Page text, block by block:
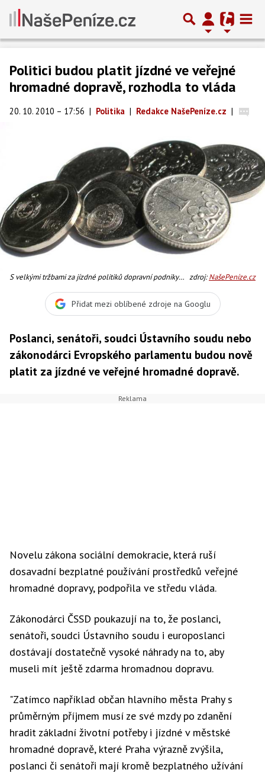
Politici budou platit jízdné ve veřejné
hromadné dopravě, rozhodla to vláda
20. 10. 2010 – 17:56 | Politika | Redakce NašePeníze.cz |
S velkými tržbami za jízdné politiků dopravní podniky
přínos tvrdí ČSSD, Foto:SXC
zdroj:NašePeníze.cz
Přidat mezi oblíbené zdroje na Googlu
Poslanci, senátoři, soudci Ústavního soudu nebo
zákonodárci Evropského parlamentu budou nově
platit za jízdné ve veřejné hromadné dopravě.
Novelu zákona sociální demokracie, která ruší
dosavadní bezplatné používání prostředků veřejné
hromadné dopravy, podpořila ve středu vláda.
Zákonodárci ČSSD poukazují na to, že poslanci,
senátoři, soudci Ústavního soudu i europoslanci
dostávají dostatečně vysoké náhrady na to, aby
museli mít ještě zdarma hromadnou dopravu.
"Zatímco například občan hlavního města Prahy s
průměrným příjmem musí ze své mzdy po zdanění
hradit základní životní potřeby i jízdné v městské
hromadné dopravě, které Praha výrazně zvýšila,
poslanci či senátoři mají kromě bezplatného užívání